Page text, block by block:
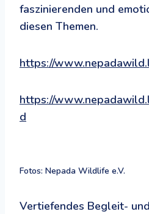
faszinierenden und
diesen Themen.
https://
https://
d
Fotos: Nepada Wildlife e.V.
Vertiefendes Begleit-